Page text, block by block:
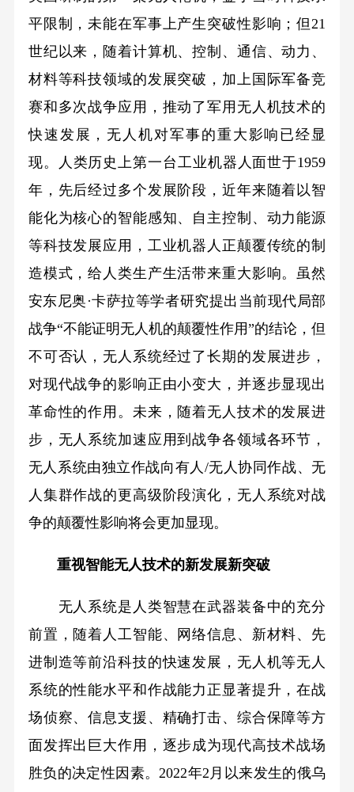
平限制，未能在军事上产生突破性影响；但21
世纪以来，随着计算机、控制、通信、动力、
材料等科技领域的发展突破，加上国际军备竞
赛和多次战争应用，推动了军用无人机技术的
快速发展，无人机对军事的重大影响已经显
现。人类历史上第一台工业机器人面世于1959
年，先后经过多个发展阶段，近年来随着以智
能化为核心的智能感知、自主控制、动力能源
等科技发展应用，工业机器人正颠覆传统的制
造模式，给人类生产生活带来重大影响。虽然
安东尼奥·卡萨拉等学者研究提出当前现代局部
战争“不能证明无人机的颠覆性作用”的结论，但
不可否认，无人系统经过了长期的发展进步，
对现代战争的影响正由小变大，并逐步显现出
革命性的作用。未来，随着无人技术的发展进
步，无人系统加速应用到战争各领域各环节，
无人系统由独立作战向有人/无人协同作战、无
人集群作战的更高级阶段演化，无人系统对战
争的颠覆性影响将会更加显现。
重视智能无人技术的新发展新突破
无人系统是人类智慧在武器装备中的充分
前置，随着人工智能、网络信息、新材料、先
进制造等前沿科技的快速发展，无人机等无人
系统的性能水平和作战能力正显著提升，在战
场侦察、信息支援、精确打击、综合保障等方
面发挥出巨大作用，逐步成为现代高技术战场
胜负的决定性因素。2022年2月以来发生的俄乌